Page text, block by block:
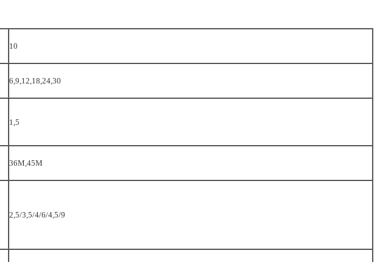
10
6,9,12,18,24,30
1,5
36М,45М
2,5/3,5/4/6/4,5/9